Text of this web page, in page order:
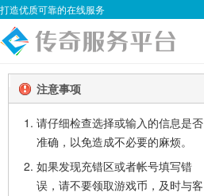
打造优质可靠的在线服务
注意事项
请仔细检查选择或输入的信息是否
准确，以免造成不必要的麻烦。
如果发现充错区或者帐号填写错
误，请不要领取游戏币，及时与客